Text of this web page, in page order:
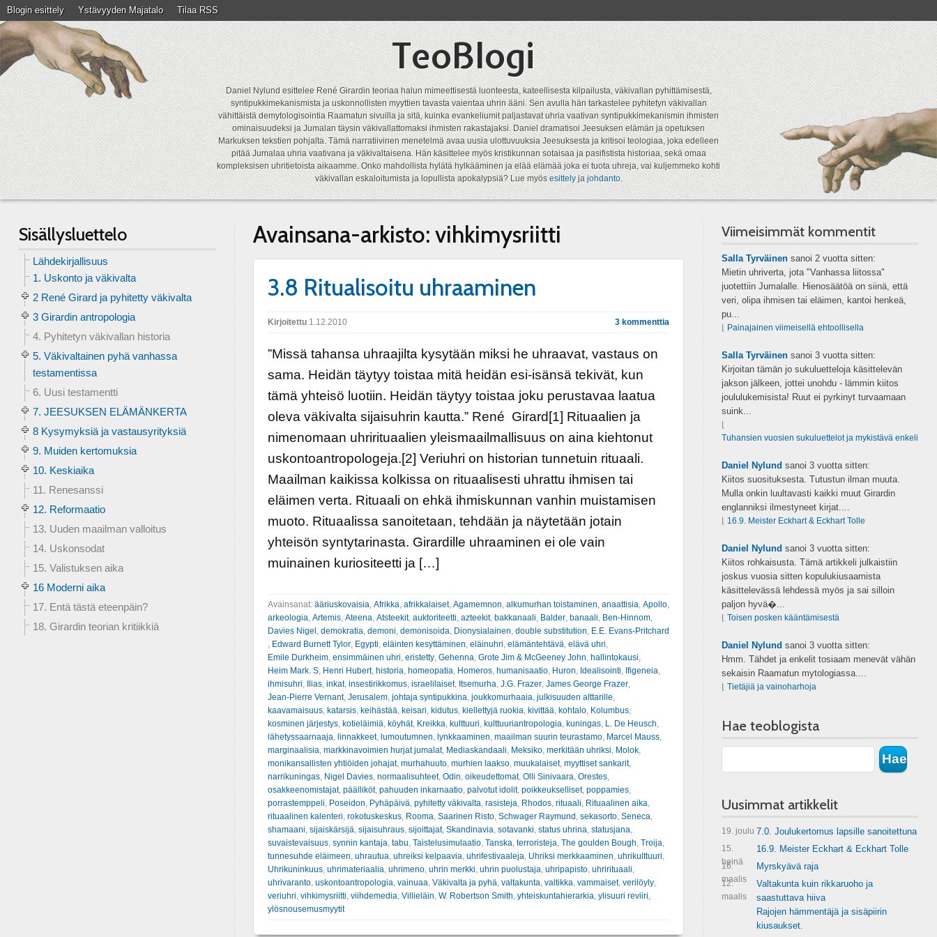
Blogin esittely Ystävyyden Majatalo Tilaa RSS
TeoBlogi
Daniel Nylund esittelee René Girardin teoriaa halun mimeettisestä luonteesta, kateellisesta kilpailusta, väkivallan pyhittämisestä,
syntipukkimekanismista ja uskonnollisten myyttien tavasta vaientaa uhrin ääni. Sen avulla hän tarkastelee pyhitetyn väkivallan
vähittäistä demytologisointia Raamatun sivuilla ja sitä, kuinka evankeliumit paljastavat uhria vaativan syntipukkimekanismin ihmisten
ominaisuudeksi ja Jumalan täysin väkivallattomaksi ihmisten rakastajaksi. Daniel dramatisoi Jeesuksen elämän ja opetuksen
Markuksen tekstien pohjalta. Tämä narratiivinen menetelmä avaa uusia ulottuvuuksia Jeesuksesta ja kritisoi teologiaa, joka edelleen
pitää Jumalaa uhria vaativana ja väkivaltaisena. Hän käsittelee myös kristikunnan sotaisaa ja pasifistista historiaa, sekä omaa
kompleksisen uhritietoista aikaamme. Onko mahdollista hylätä hylkääminen ja elää elämää joka ei tuota uhreja, vai kuljemmeko kohti
väkivallan eskaloitumista ja lopullista apokalypsiä? Lue myösesittelyjajohdanto.
Avainsana-arkisto: vihkimysriitti
3.8 Ritualisoitu uhraaminen
Kirjoitettu1.12.2010 3 kommenttia
”Missä tahansa uhraajilta kysytään miksi he uhraavat, vastaus on
sama. Heidän täytyy toistaa mitä heidän esi-isänsä tekivät, kun
tämä yhteisö luotiin. Heidän täytyy toistaa joku perustavaa laatua
oleva väkivalta sijaisuhrin kautta.” René Girard[1] Rituaalien ja
nimenomaan uhrirituaalien yleismaailmallisuus on aina kiehtonut
uskontoantropologeja.[2] Veriuhri on historian tunnetuin rituaali.
Maailman kaikissa kolkissa on rituaalisesti uhrattu ihmisen tai
eläimen verta. Rituaali on ehkä ihmiskunnan vanhin muistamisen
muoto. Rituaalissa sanoitetaan, tehdään ja näytetään jotain
yhteisön syntytarinasta. Girardille uhraaminen ei ole vain
muinainen kuriositeetti ja […]
Avainsanat: ääriuskovaisia Afrikka afrikkalaiset, Agamemnon alkumurhan toistaminen anaattisia Apollo,
arkeologia Artemis, Ateena Atsteekit, auktoriteetti azteekit, bakkanaali Balder, banaali Ben-Hinnom,
Davies Nigel demokratia demoni demonisoida Dionysialainen double substitution E.E. Evans-Pritchard
Edward Burnett Tylor, Egypti eläinten kesyttäminen eläinuhri elämäntehtävä elävä uhri
Emile Durkheim, ensimmäinen uhri eristetty, Gehenna Grote Jim & McGeeney John hallintokausi
Heim Mark. S, Henri Hubert, historia homeopatia Homeros, humanisaatio, Huron Idealisointi Ifigeneia
ihmisuhri Ilias, inkat, insestirikkomus, israelilaiset, Itsemurha J.G. Frazer, James George Frazer,
Jean-Pierre Vernant, Jerusalem, johtaja syntipukkina joukkomurhaaia julkisuuden alttarille
kaavamaisuus, katarsis, keihästää keisari kidutus, kiellettyjä ruokia kivittää kohtalo, Kolumbus,
kosminen järjestys, kotieläimiä köyhät, Kreikka kulttuuri kulttuuriantropologia kuningas, L. De Heusch
lähetyssaarnaaja linnakkeet, lumoutumnen lynkkaaminen maailman suurin teurastamo, Marcel Mauss,
marginaalisia markkinavoimien hurjat jumalat, Mediaskandaali Meksiko, merkitään uhriksi Molok,
monikansallisten yhtiöiden johajat, murhahuuto, murhien laakso, muukalaiset, myyttiset sankarit,
narrikuningas, Nigel Davies, normaalisuhteet, Odin oikeudettomat, Olli Sinivaara Orestes,
osakkeenomistajat, päälliköt, pahuuden inkarnaatio, palvotut idolit, poikkeukselliset, poppamies,
porrastemppeli Poseidon Pyhäpäivä pyhitetty väkivalta rasisteja Rhodos, rituaali Rituaalinen aika
rituaalinen kalenteri rokotuskeskus, Rooma Saarinen Risto, Schwager Raymund sekasorto, Seneca
shamaani sijaiskärsijä sijaisuhraus, sijoittajat, Skandinavia sotavanki status uhrina statusjana
suvaistevaisuus, synnin kantaja tabu Taistelusimulaatio, Tanska terroristeja The goulden Bough Troija
tunnesuhde eläimeen uhrautua uhreiksi kelpaavia uhrifestivaaleja Uhriksi merkkaaminen uhrikulttuuri
Uhrikuninkuus, uhrimateriaalia uhrimeno, uhrin merkki uhrin puolustaja uhripapisto, uhrirituaali
uhrivaranto, uskontoantropologia vainuaa Väkivalta ja pyhä valtakunta valtikka vammaiset, verilöyly,
veriuhri vihkimysriitti viihdemedia Villieläin W. Robertson Smith yhteiskuntahierarkia ylisuuri reviiri
ylösnousemusmyytit
Sisällysluettelo
Lähdekirjallisuus
1. Uskonto ja väkivalta
2 René Girard ja pyhitetty väkivalta
3 Girardin antropologia
4. Pyhitetyn väkivallan historia
5. Väkivaltainen pyhä vanhassa
testamentissa
6. Uusi testamentti
7. JEESUKSEN ELÄMÄNKERTA
8 Kysymyksiä ja vastausyrityksiä
9. Muiden kertomuksia
10. Keskiaika
11. Renesanssi
12. Reformaatio
13. Uuden maailman valloitus
14. Uskonsodat
15. Valistuksen aika
16 Moderni aika
17. Entä tästä eteenpäin?
18. Girardin teorian kritiikkiä
Viimeisimmät kommentit
Salla Tyrväinensanoi 2 vuotta sitten:
Mietin uhriverta, jota "Vanhassa liitossa"
juotettiin Jumalalle. Hienosäätöä on siinä, että
veri, olipa ihmisen tai eläimen, kantoi henkeä,
pu...
Painajainen viimeisellä ehtoollisella
Salla Tyrväinensanoi 3 vuotta sitten:
Kirjoitan tämän jo sukuluetteloja käsittelevän
jakson jälkeen, jottei unohdu - lämmin kiitos
joululukemisista! Ruut ei pyrkinyt turvaamaan
suink...
Tuhansien vuosien sukuluettelot ja mykistävä enkeli
Daniel Nylund sanoi 3 vuotta sitten:
Kiitos suosituksesta. Tutustun ilman muuta.
Mulla onkin luultavasti kaikki muut Girardin
englanniksi ilmestyneet kirjat....
16.9. Meister Eckhart & Eckhart Tolle
Daniel Nylund sanoi 3 vuotta sitten:
Kiitos rohkaisusta. Tämä artikkeli julkaistiin
joskus vuosia sitten kopulukiusaamista
käsittelevässä lehdessä myös ja sai silloin
paljon hyvä�...
Toisen posken kääntämisestä
Daniel Nylund sanoi 3 vuotta sitten:
Hmm. Tähdet ja enkelit tosiaam menevät vähän
sekaisin Raamatun mytologiassa....
Tietäjiä ja vainoharhoja
Hae teoblogista
Uusimmat artikkelit
19. joulu 7.0. Joulukertomus lapsille sanoitettuna
15.
heinä
16.9. Meister Eckhart & Eckhart Tolle
16.
maalis
Myrskyävä raja
12.
maalis
Valtakunta kuin rikkaruoho ja
saastuttava hiiva
Rajojen hämmentäjä ja sisäpiirin
kiusaukset.